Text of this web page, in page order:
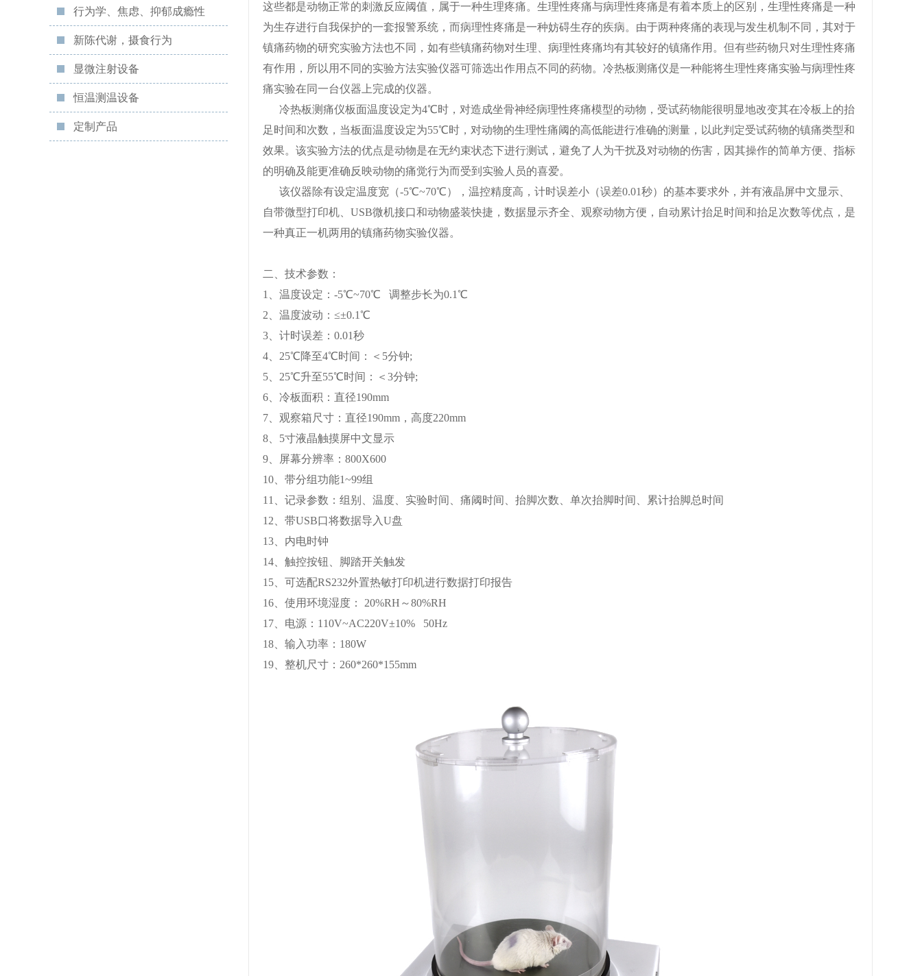
行为学、焦虑、抑郁成瘾性
新陈代谢，摄食行为
显微注射设备
恒温测温设备
定制产品
这些都是动物正常的刺激反应阈值，属于一种生理疼痛。生理性疼痛与病理性疼痛是有着本质上的区别，生理性疼痛是一种
为生存进行自我保护的一套报警系统，而病理性疼痛是一种妨碍生存的疾病。由于两种疼痛的表现与发生机制不同，其对于
镇痛药物的研究实验方法也不同，如有些镇痛药物对生理、病理性疼痛均有其较好的镇痛作用。但有些药物只对生理性疼痛
有作用，所以用不同的实验方法实验仪器可筛选出作用点不同的药物。冷热板测痛仪是一种能将生理性疼痛实验与病理性疼
痛实验在同一台仪器上完成的仪器。
冷热板测痛仪板面温度设定为4℃时，对造成坐骨神经病理性疼痛模型的动物，受试药物能很明显地改变其在冷板上的抬
足时间和次数，当板面温度设定为55℃时，对动物的生理性痛阈的高低能进行准确的测量，以此判定受试药物的镇痛类型和
效果。该实验方法的优点是动物是在无约束状态下进行测试，避免了人为干扰及对动物的伤害，因其操作的简单方便、指标
的明确及能更准确反映动物的痛觉行为而受到实验人员的喜爱。
该仪器除有设定温度宽（-5℃~70℃），温控精度高，计时误差小（误差0.01秒）的基本要求外，并有液晶屏中文显示、
自带微型打印机、USB微机接口和动物盛装快捷，数据显示齐全、观察动物方便，自动累计抬足时间和抬足次数等优点，是
一种真正一机两用的镇痛药物实验仪器。
二、技术参数：
1
、温度设定： -5℃~70℃ 调整步长为0.1 ℃
2 、温度波动：≤±0.1 ℃
3 、计时误差： 0.01秒
4
25℃降至4℃时间：＜ 5分钟;
5
25℃升至55℃时间：＜ 3分钟;
6 、冷板面积：直径190mm
7 、观察箱尺寸：直径190mm ，高度220mm
8
5寸液晶触摸屏中文显示
9、屏幕分辨率：800X600
10、带分组功能1~99组
11、记录参数：组别、温度、实验时间、痛阈时间、抬脚次数、单次抬脚时间、累计抬脚总时间
12 、带USB口将数据导入U盘
13 、内电时钟
14 、触控按钮、脚踏开关触发
15 、可选配RS232外置热敏打印机进行数据打印报告
16 、使用环境湿度： 20%RH ～80%RH
17 、电源： 110V~AC220V±10% 50Hz
18 、输入功率： 180W
19 、整机尺寸： 260*260*155mm